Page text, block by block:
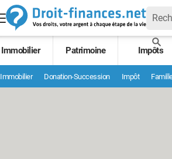
Immobilier Patrimoine Impôts
Immobilier Donation-Succession Impôt